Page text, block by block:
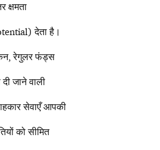
क्षमता
देता है।
रेगुलर फंड्स
दी जाने वाली
सेवाएँ आपकी
को सीमित